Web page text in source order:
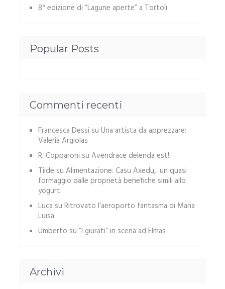
8° edizione di “Lagune aperte” a Tortolì
Popular Posts
Commenti recenti
Francesca Dessi su Una artista da apprezzare:
Valeria Argiolas
R. Copparoni su Avendrace delenda est!
Tilde su Alimentazione: Casu Axedu, un quasi
formaggio dalle proprietà benefiche simili allo
yogurt
Luca su Ritrovato l’aeroporto fantasma di Maria
Luisa
Umberto su “I giurati” in scena ad Elmas
Archivi